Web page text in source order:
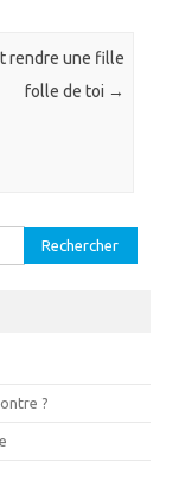
rendre une fille
folle de toi →
?